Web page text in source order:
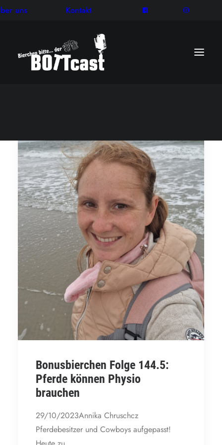
uns Kontakt
Bonusbierchen Folge 144.5:
Pferde können Physio
brauchen
29/10/2023Annika Chruschcz
Pferdebesitzer und Cowboys aufgepasst!